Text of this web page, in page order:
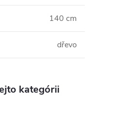
140 cm
dřevo
kategórii